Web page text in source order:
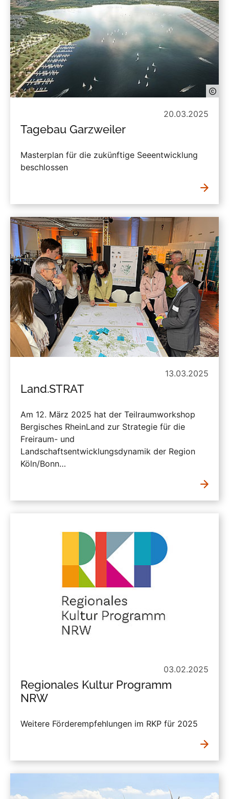
20.03.2025
Tagebau Garzweiler
Masterplan für die zukünftige Seeentwicklung
beschlossen
13.03.2025
Land.STRAT
Am 12. März 2025 hat der Teilraumworkshop
Bergisches RheinLand zur Strategie für die
Freiraum- und
Landschaftsentwicklungsdynamik der Region
Köln/Bonn…
03.02.2025
Regionales Kultur Programm
NRW
Weitere Förderempfehlungen im RKP für 2025